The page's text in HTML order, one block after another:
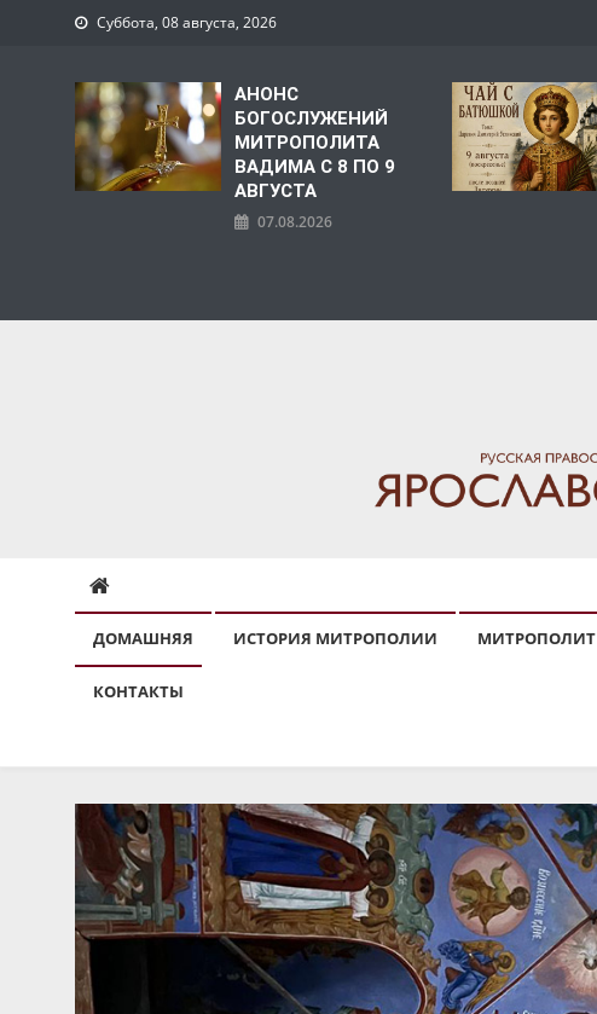
Суббота, 08 августа, 2026
АНОНС
БОГОСЛУЖЕНИЙ
МИТРОПОЛИТА
ВАДИМА С 8 ПО 9
АВГУСТА
07.08.2026
ДОМАШНЯЯ ИСТОРИЯ МИТРОПОЛИИ МИТРОПОЛИТ
КОНТАКТЫ